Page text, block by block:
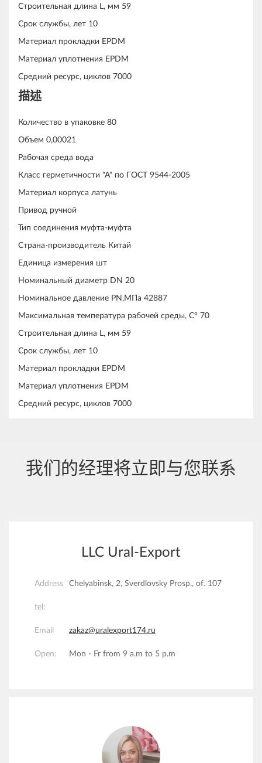
Строительная длина L, мм 59
Срок службы, лет 10
Материал прокладки EPDM
Материал уплотнения EPDM
Средний ресурс, циклов 7000
描述
Количество в упаковке 80
Объем 0,00021
Рабочая среда вода
Класс герметичности "А" по ГОСТ 9544-2005
Материал корпуса латунь
Привод ручной
Тип соединения муфта-муфта
Страна-производитель Китай
Единица измерения шт
Номинальный диаметр DN 20
Номинальное давление PN,МПа 42887
Максимальная температура рабочей среды, С° 70
Строительная длина L, мм 59
Срок службы, лет 10
Материал прокладки EPDM
Материал уплотнения EPDM
Средний ресурс, циклов 7000
我们的经理将立即与您联系
LLC Ural-Export
Address Chelyabinsk, 2, Sverdlovsky Prosp., of. 107
tel:
Email zakaz@uralexport174.ru
Open: Mon - Fr from 9 a.m to 5 p.m